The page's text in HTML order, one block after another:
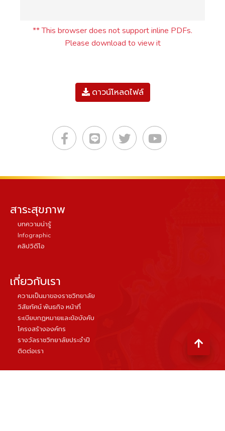
** This browser does not support inline PDFs.
Please download to view it
ดาวน์โหลดไฟล์
สาระสุขภาพ
บทความน่ารู้
Infographic
คลิปวิดีโอ
เกี่ยวกับเรา
ความเป็นมาของราชวิทยาลัย
วิสัยทัศน์ พันธกิจ หน้าที่
ระเบียบกฏหมายและข้อบังคับ
โครงสร้างองค์กร
รางวัลราชวิทยาลัยประจำปี
ติดต่อเรา